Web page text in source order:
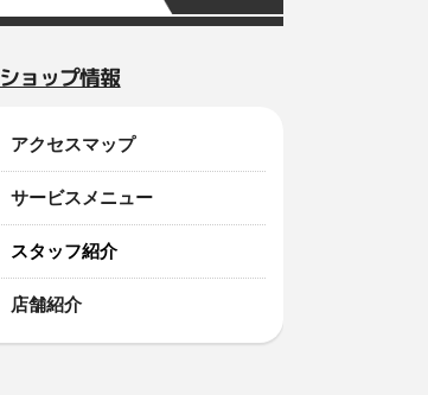
ショップ情報
アクセスマップ
サービスメニュー
スタッフ紹介
店舗紹介